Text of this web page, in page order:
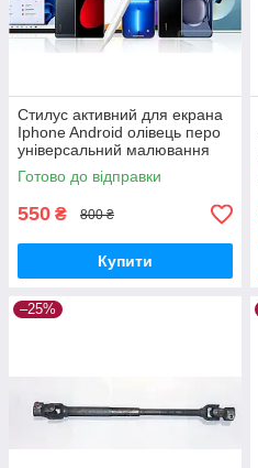
Стилус активний для екрана
Iphone Android олівець перо
універсальний малювання
Готово до відправки
550 ₴ 800 ₴
Купити
–25%